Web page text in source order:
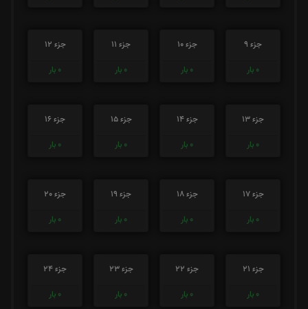
جزء 9
0 بار
جزء 10
0 بار
جزء 11
0 بار
جزء 12
0 بار
جزء 13
0 بار
جزء 14
0 بار
جزء 15
0 بار
جزء 16
0 بار
جزء 17
0 بار
جزء 18
0 بار
جزء 19
0 بار
جزء 20
0 بار
جزء 21
0 بار
جزء 22
0 بار
جزء 23
0 بار
جزء 24
0 بار